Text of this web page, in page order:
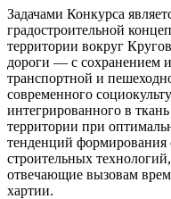
Задачами Конкурса
градостроительной
территории вокруг
дороги — с сохранением
транспортной и
современного
интегрированного в
территории при
тенденций формирования
строительных
отвечающие вызовам
хартии.